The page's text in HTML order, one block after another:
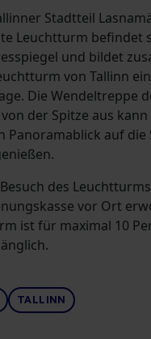
Stadtteil
Leuchtturm befindet
und bildet
von Tallinn
Die Wendeltreppe
der Spitze aus
Panoramablick auf die
des
vor Ort
ist für maximal 10
TALLINN